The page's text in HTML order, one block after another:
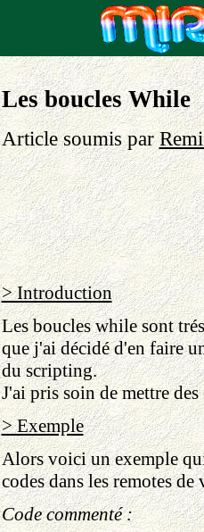
Les boucles While
Article soumis par
> Introduction
Les boucles while sont
que j'ai décidé d'en faire
du scripting.
J'ai pris soin de mettre
> Exemple
Alors voici un exemple
codes dans les remotes
Code commenté :